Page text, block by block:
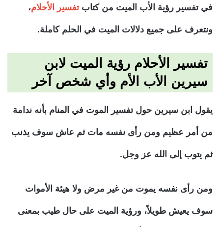
في تفسير رؤية الأب الميت من كتابتفسير الأحلام،
ونتعرف على جميع دلالات الميت في الحلم كاملة.
تفسير الأحلام رؤية الميت لابن
سيرين الأب الأم وأي شخص آخر
يقول ابن سيرين حول تفسير الموت في المنام بأنه ندامة
من أمر عظيم ومن رأى نفسه مات ثم عاش سوف يذنب
ثم يتوب إلى الله عز وجل.
ومن رأى نفسه يموت من غير مرض ولا هيئة الأموات
سوف يعيش طويلاً، ورؤية الميت على حال طيب بمعنى